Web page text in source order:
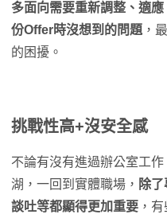
多面向需要重新調整、適應
份Offer時沒想到的問題 ，
的困擾。
挑戰性高+沒安全感
不論有沒有進過辦公室工
湖，一回到實體職場， 除
談吐等都顯得更加重要 ，